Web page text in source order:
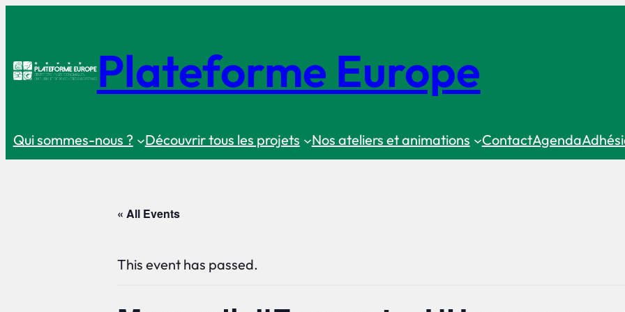
Plateforme Europe
Qui sommes-nous ? Découvrir tous les projets Nos ateliers et animations ContactAgenda
« All Events
This event has passed.